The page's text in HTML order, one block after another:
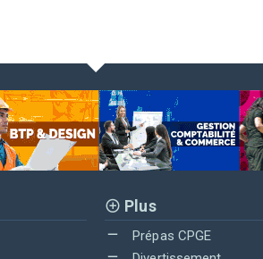
Plus
Prépas CPGE